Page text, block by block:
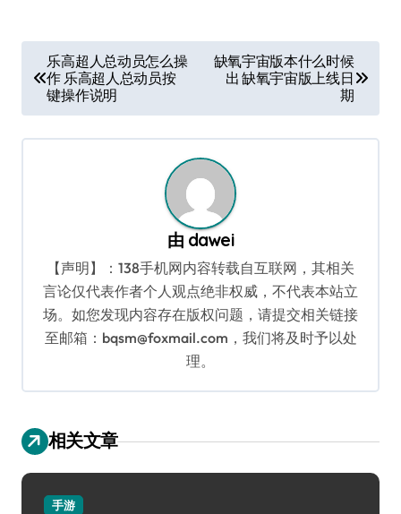
章
导
航
乐高超人总动员怎么操
作 乐高超人总动员按
键操作说明
缺氧宇宙版本什么时候
出 缺氧宇宙版上线日
期
由 dawei
【声明】：138手机网内容转载自互联网，其相关
言论仅代表作者个人观点绝非权威，不代表本站立
场。如您发现内容存在版权问题，请提交相关链接
至邮箱：bqsm@foxmail.com，我们将及时予以处
理。
相关文章
手游